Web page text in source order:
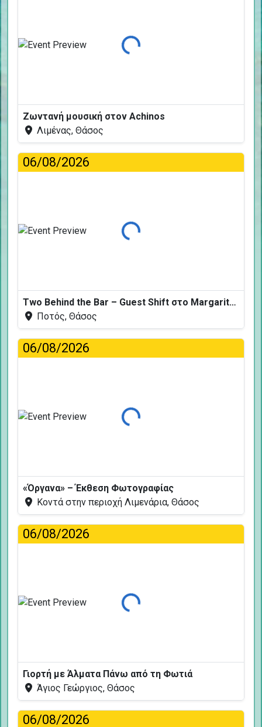
Φόρτωση...
Ζωντανή μουσική στον Achinos
Λιμένας, Θάσος
06/08/2026
Φόρτωση...
Two Behind the Bar – Guest Shift στο Margarita Fresh
Ποτός, Θάσος
06/08/2026
Φόρτωση...
«Όργανα» – Έκθεση Φωτογραφίας
Κοντά στην περιοχή Λιμενάρια, Θάσος
06/08/2026
Φόρτωση...
Γιορτή με Άλματα Πάνω από τη Φωτιά
Άγιος Γεώργιος, Θάσος
06/08/2026